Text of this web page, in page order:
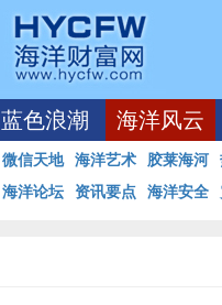
蓝色浪潮 海洋风云
微信天地 海洋艺术 胶莱海河
海洋论坛 资讯要点 海洋安全